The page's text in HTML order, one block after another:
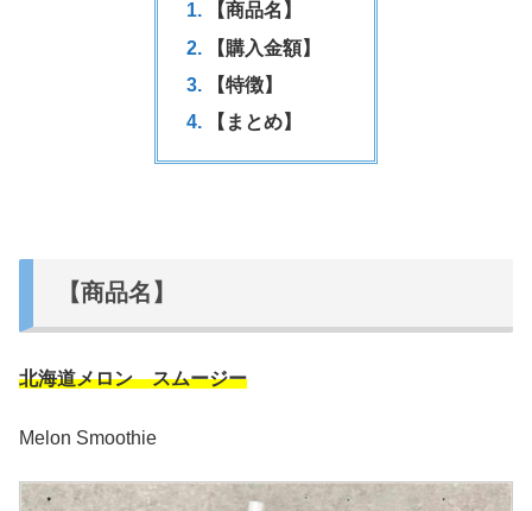
【商品名】
【購入金額】
【特徴】
【まとめ】
【商品名】
北海道メロン スムージー
Melon Smoothie